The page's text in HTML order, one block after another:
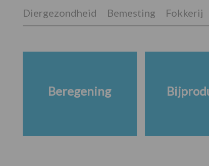
Diergezondheid Bemesting Fokkerij
Beregening